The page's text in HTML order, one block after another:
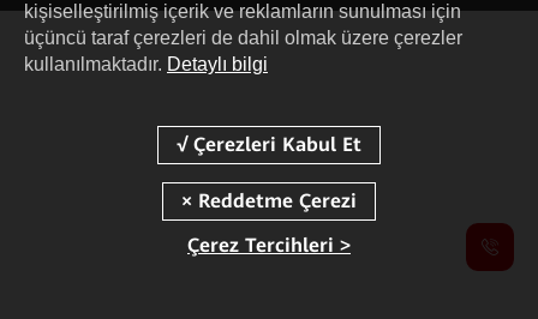
kişiselleştirilmiş içerik ve reklamların sunulması için
üçüncü taraf çerezleri de dahil olmak üzere çerezler
kullanılmaktadır. Detaylı bilgi
Çerez Tercihleri >